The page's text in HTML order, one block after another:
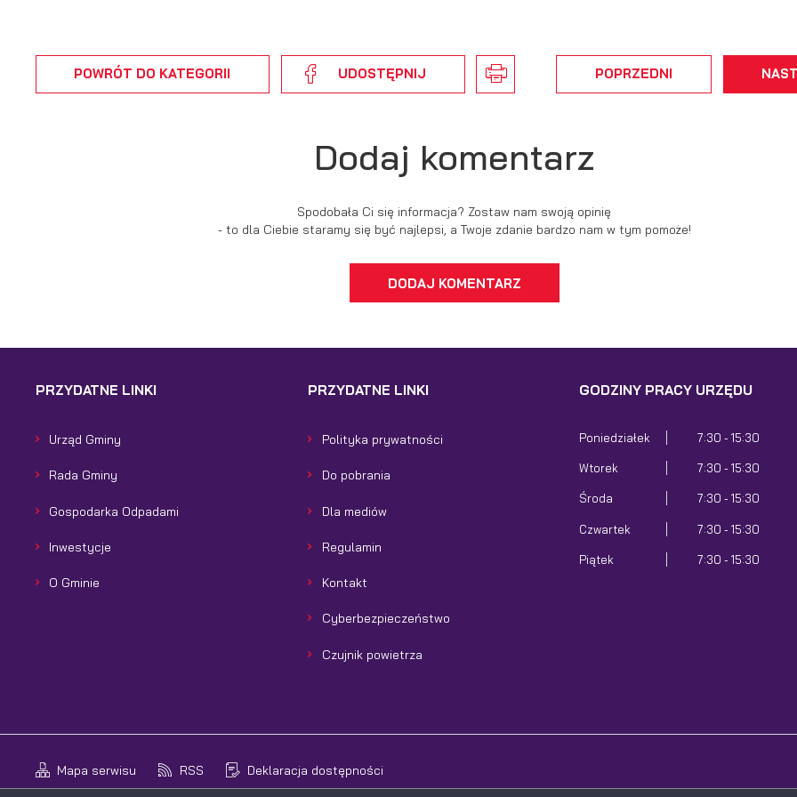
POWRÓT DO KATEGORII UDOSTĘPNIJ POPRZEDNI
Dodaj komentarz
Spodobała Ci się informacja? Zostaw nam swoją opinię
- to dla Ciebie staramy się być najlepsi, a Twoje zdanie bardzo nam w tym pomoże!
DODAJ KOMENTARZ
PRZYDATNE LINKI
Urząd Gminy
Rada Gminy
Gospodarka Odpadami
Inwestycje
O Gminie
PRZYDATNE LINKI
Polityka prywatności
Do pobrania
Dla mediów
Regulamin
Kontakt
Cyberbezpieczeństwo
Czujnik powietrza
GODZINY PRACY URZĘDU
Poniedziałek 7:30 - 15:30
Wtorek 7:30 - 15:30
Środa 7:30 - 15:30
Czwartek 7:30 - 15:30
Piątek 7:30 - 15:30
Mapa serwisu RSS Deklaracja dostępności
usług. Firmy te działają w charakterze pośredników prezentujących nasze treści w
postaci wiadomości, ofert, komunikatów mediów społecznościowych.